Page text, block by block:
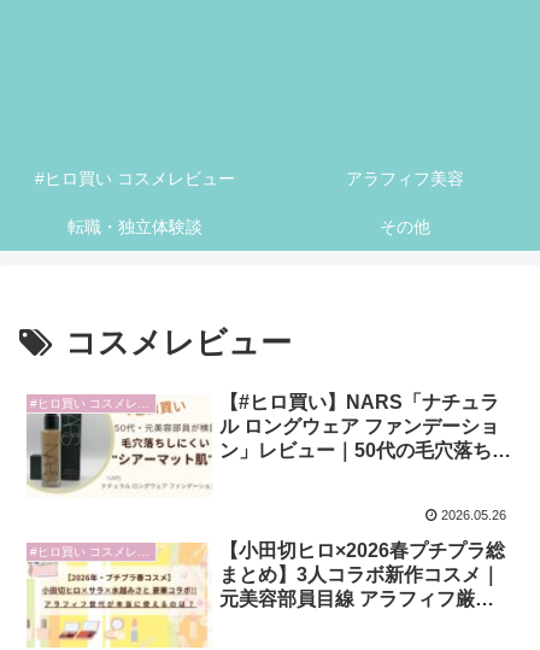
#ヒロ買い コスメレビュー アラフィフ美容
転職・独立体験談 その他
コスメレビュー
【#ヒロ買い】NARS「ナチュラ
ル ロングウェア ファンデーショ
ン」レビュー｜50代の毛穴落ちを
2026.05.26
#ヒロ買い コスメレビュー
【小田切ヒロ×2026春プチプラ総
まとめ】3人コラボ新作コスメ｜
元美容部員目線 アラフィフ厳選4